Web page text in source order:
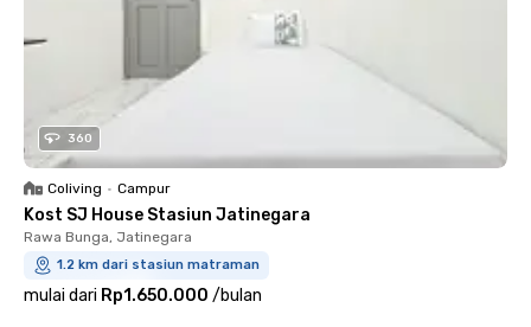
360
Coliving • Campur
Kost SJ House Stasiun Jatinegara
Rawa Bunga, Jatinegara
1.2 km dari stasiun matraman
mulai dari Rp1.650.000 /bulan